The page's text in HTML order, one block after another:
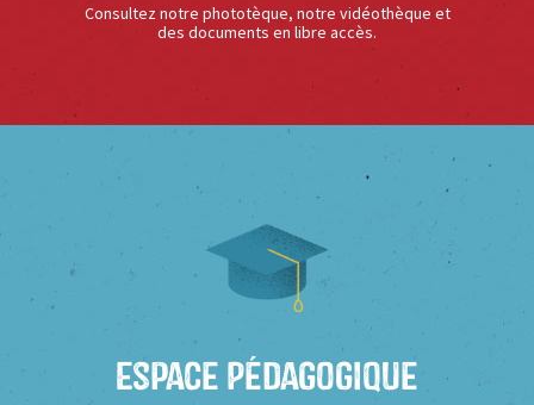
Consultez notre phototèque, notre vidéothèque et
des documents en libre accès.
Espace Pédagogique